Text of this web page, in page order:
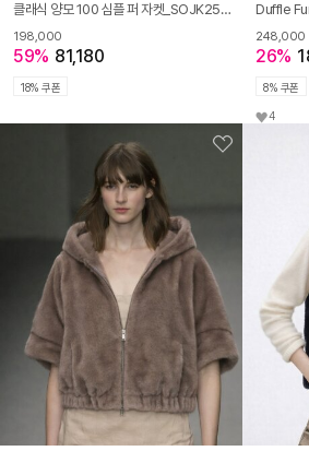
클래식 양모 100 심플 퍼 자켓_SOJK251101
198,000
59% 81,180
18% 쿠폰
248,000
26%
8% 쿠폰
4